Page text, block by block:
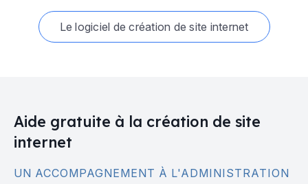
Le logiciel de création de site internet
Aide gratuite à la création de site
internet
UN ACCOMPAGNEMENT À L'ADMINISTRATION